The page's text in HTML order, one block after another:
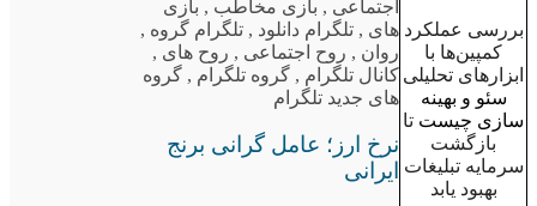
بررسی عملکرد
کمپین‌ها با
ابزارهای تحلیلی
سئو و بهینه
سازی چیست تا
بازگشت
سرمایه تبلیغات
بهبود یابد
اجتماعی , بازی مخاطب , بازی
های , تلگرام دانلود , تلگرام گروه ,
روان , روح اجتماعی , روح های ,
کانال تلگرام , گروه تلگرام , گروه
های جدید تلگرام
نرخ ارز؛ عامل گرانی برنج
ایرانی